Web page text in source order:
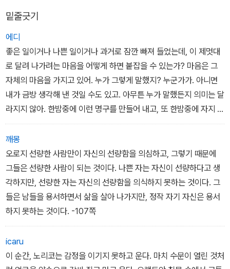
밑줄긋기
에디
좋은 일이거나 나쁜 일이거나 과거로 잠깐 빠져 들었는데, 이 제멋대
로 달려 나가려는 마음을 어떻게 하면 붙잡을 수 있는가? 마음은 그
자체의 마음을 가지고 있어. 누가 그렇게 말했지? 누군가가. 아니면
내가 금방 생각해 낸 것일 수도 있고. 아무튼 누가 말했든지 의미는 달
라지지 않아. 한밤중에 이런 명구를 만들어 내고, 또 한밤중에 자지 않
고 이야기를 만들어 내면서 우리는 앞으로 나아가는 거야. 내 딸아 그
리고 손녀야. 이러한 혼란이 고통스럽기는 하지만 거기에는 아름다운
시정이 있어. 그것을 표현할 수 있는 말들이 정말로 있어. 너희들이 그
말들을 가지고 있다면 얼마나 좋을까. 그래, 미리엄. 인생은 실망스러
워. 하지만 난 네가 행복하기를 바라.
-120쪽
깨몽
오로지 선량한 사람만이 자신의 선량함을 의심하고, 그렇기 때문에
그들은 선량한 사람이 되는 것이다. 나쁜 자는 자신이 선량하다고 생
각하지만, 선량한 자는 자신의 선량함을 의식하지 못하는 것이다. 그
들은 남들을 용서하면서 삶을 살아 나가지만, 정작 자기 자신은 용서
하지 못하는 것이다. -107쪽
icaru
이 순간, 노리코는 감정을 이기지 못하고 운다. 마치 수문이 열린 것처